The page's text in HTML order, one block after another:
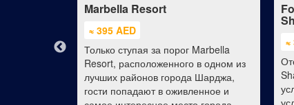
Marbella Resort
≈ 395 AED
Только ступая за порог Marbella
Resort, расположенного в одном из
лучших районов города Шарджа,
гости попадают в оживленное и
≈